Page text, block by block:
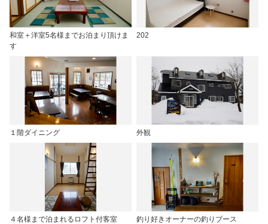
和室＋洋室5名様までお泊まり頂けま
す
202
１階ダイニング 外観
４名様まで泊まれるロフト付客室 釣り好きオーナーの釣りブース